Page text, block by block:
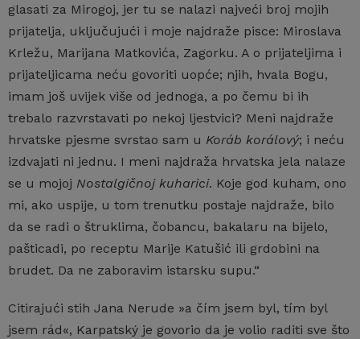
glasati za Mirogoj, jer tu se nalazi najveći broj mojih
prijatelja, uključujući i moje najdraže pisce: Miroslava
Krležu, Marijana Matkovića, Zagorku. A o prijateljima i
prijateljicama neću govoriti uopće; njih, hvala Bogu,
imam još uvijek više od jednoga, a po čemu bi ih
trebalo razvrstavati po nekoj ljestvici? Meni najdraže
hrvatske pjesme svrstao sam u Koráb korálový; i neću
izdvajati ni jednu. I meni najdraža hrvatska jela nalaze
se u mojoj Nostalgičnoj kuharici. Koje god kuham, ono
mi, ako uspije, u tom trenutku postaje najdraže, bilo
da se radi o štruklima, čobancu, bakalaru na bijelo,
pašticadi, po receptu Marije Katušić ili grdobini na
brudet. Da ne zaboravim istarsku supu.“
Citirajući stih Jana Nerude »a čím jsem byl, tím byl
jsem rád«, Karpatský je govorio da je volio raditi sve što